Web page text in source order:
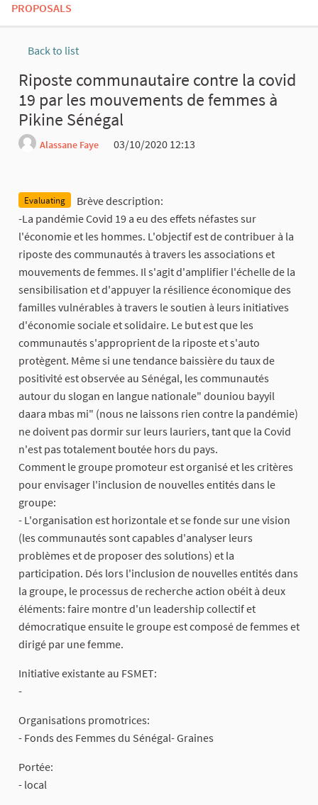
PROPOSALS
Back to list
Riposte communautaire contre la covid
19 par les mouvements de femmes à
Pikine Sénégal
Alassane Faye
03/10/2020 12:13
Evaluating
Brève description:
-La pandémie Covid 19 a eu des effets néfastes sur
l'économie et les hommes. L'objectif est de contribuer à la
riposte des communautés à travers les associations et
mouvements de femmes. Il s'agit d'amplifier l'échelle de la
sensibilisation et d'appuyer la résilience économique des
familles vulnérables à travers le soutien à leurs initiatives
d'économie sociale et solidaire. Le but est que les
communautés s'approprient de la riposte et s'auto
protègent. Même si une tendance baissière du taux de
positivité est observée au Sénégal, les communautés
autour du slogan en langue nationale" douniou bayyil
daara mbas mi" (nous ne laissons rien contre la pandémie)
ne doivent pas dormir sur leurs lauriers, tant que la Covid
n'est pas totalement boutée hors du pays.
Comment le groupe promoteur est organisé et les critères
pour envisager l'inclusion de nouvelles entités dans le
groupe:
- L'organisation est horizontale et se fonde sur une vision
(les communautés sont capables d'analyser leurs
problèmes et de proposer des solutions) et la
participation. Dés lors l'inclusion de nouvelles entités dans
la groupe, le processus de recherche action obéit à deux
éléments: faire montre d'un leadership collectif et
démocratique ensuite le groupe est composé de femmes et
dirigé par une femme.
Initiative existante au FSMET:
-
Organisations promotrices:
- Fonds des Femmes du Sénégal- Graines
Portée:
- local